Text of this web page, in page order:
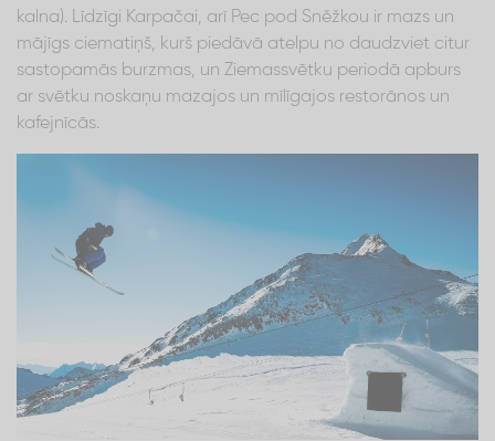
kalna). Līdzīgi Karpačai, arī Pec pod Sněžkou ir mazs un
mājīgs ciematiņš, kurš piedāvā atelpu no daudzviet citur
sastopamās burzmas, un Ziemassvētku periodā apburs
ar svētku noskaņu mazajos un mīlīgajos restorānos un
kafejnīcās.